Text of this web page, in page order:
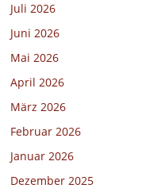
Juli 2026
Juni 2026
Mai 2026
April 2026
März 2026
Februar 2026
Januar 2026
Dezember 2025